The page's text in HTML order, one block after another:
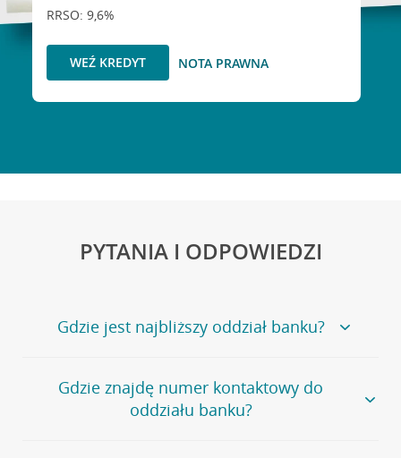
RRSO: 9,6%
WEŹ KREDYT NOTA PRAWNA
PYTANIA I ODPOWIEDZI
Gdzie jest najbliższy oddział banku?
Jeśli szukasz oddziału naszego banku, zapraszamy na
stronęPlacówki i bankomaty, na której znajduje się
wygodna wyszukiwarka.
Gdzie znajdę numer kontaktowy do
oddziału banku?